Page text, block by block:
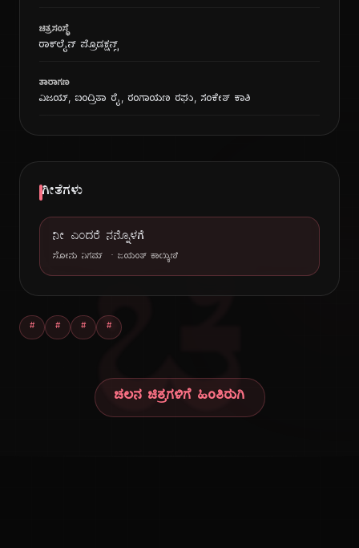
ಚಿ
ಚಿತ್ರಸಂಸ್ಥೆ
ರಾಕ್‍ಲೈನ್ ಪ್ರೊಡಕ್ಷನ್ಸ್
ತಾರಾಗಣ
ವಿಜಯ್, ಐಂದ್ರಿತಾ ರೈ, ರಂಗಾಯಣ ರಘು, ಸಂಕೇತ್ ಕಾಶಿ
ಗೀತೆಗಳು
ನೀ ಎಂದರೆ ನನ್ನೊಳಗೆ
ಸೋನು ನಿಗಮ್ · ಜಯಂತ್ ಕಾಯ್ಕಿಣಿ
# # # #
ಚಲನ ಚಿತ್ರಗಳಿಗೆ ಹಿಂತಿರುಗಿ